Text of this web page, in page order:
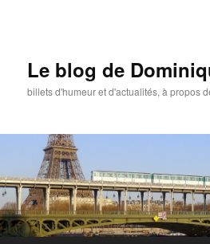
Le blog de
billets d'humeur et d'actualités, à propos